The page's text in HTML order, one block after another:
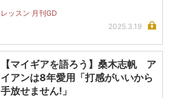
レッスン 月刊GD
2025.3.19
【マイギアを語ろう】桑木志帆 ア
イアンは8年愛用「打感がいいから
手放せません!」